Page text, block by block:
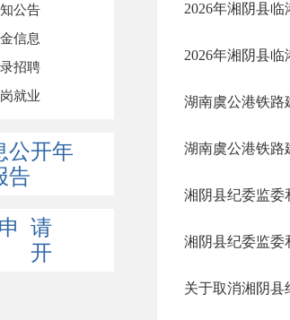
公告
信息
招聘
就业
公开年
告
请
开
2026年湘阴县
2026年湘阴县
湖南虞公港铁路
湖南虞公港铁路
湘阴县纪委监委
湘阴县纪委监委
关于取消湘阴县